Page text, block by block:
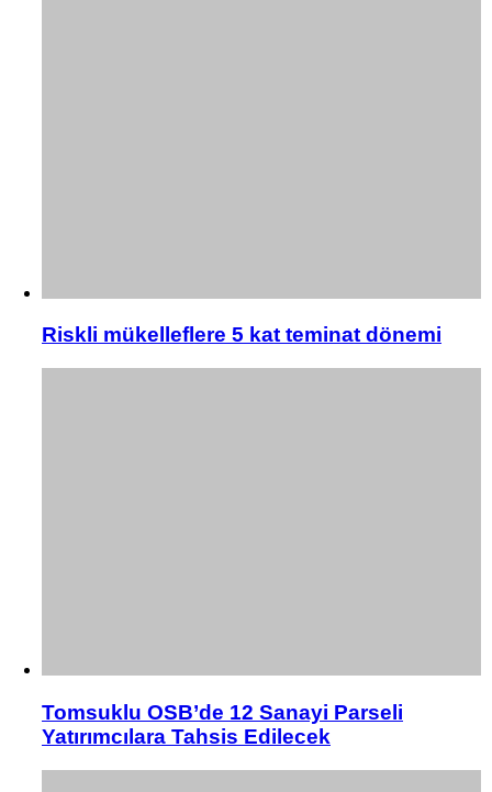
Riskli mükelleflere 5 kat teminat dönemi
Tomsuklu OSB’de 12 Sanayi Parseli
Yatırımcılara Tahsis Edilecek